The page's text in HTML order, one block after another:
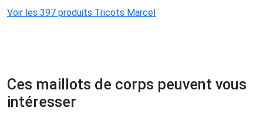
Voir les 397 produits Tricots Marcel
Ces maillots de corps peuvent vous
intéresser